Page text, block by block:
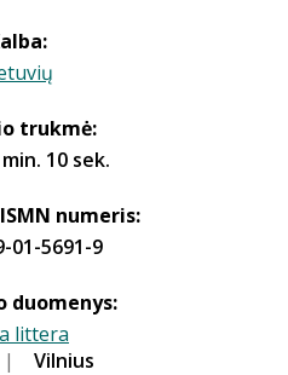
trukmė:
10 sek.
numeris:
01-5691-9
duomenys:
littera
| Vilnius